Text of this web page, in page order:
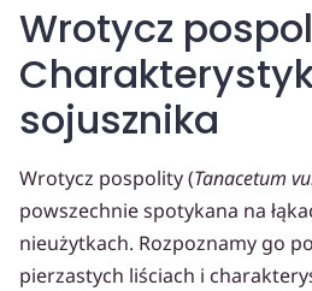
Wrotycz
sojusznika
Wrotycz pospolity (Tanacetum
powszechnie spotykana na
nieużytkach. Rozpoznamy go
pierzastych liściach i